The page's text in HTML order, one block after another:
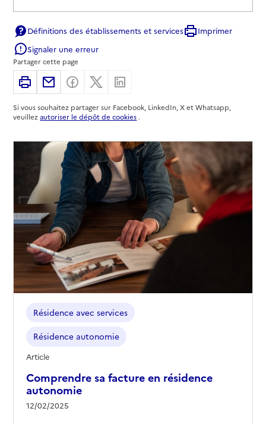
Définitions des établissements et services
Imprimer
Signaler une erreur
Partager cette page
ImprimerPartager par email
Partager sur Facebook
Partager sur X
Si vous souhaitez partager sur Facebook, LinkedIn, X et Whatsapp,
veuillezautoriser le dépôt de cookies .
Comprendre sa facture en résidence
autonomie
12/02/2025
Résidence avec services
Résidence autonomie
Article